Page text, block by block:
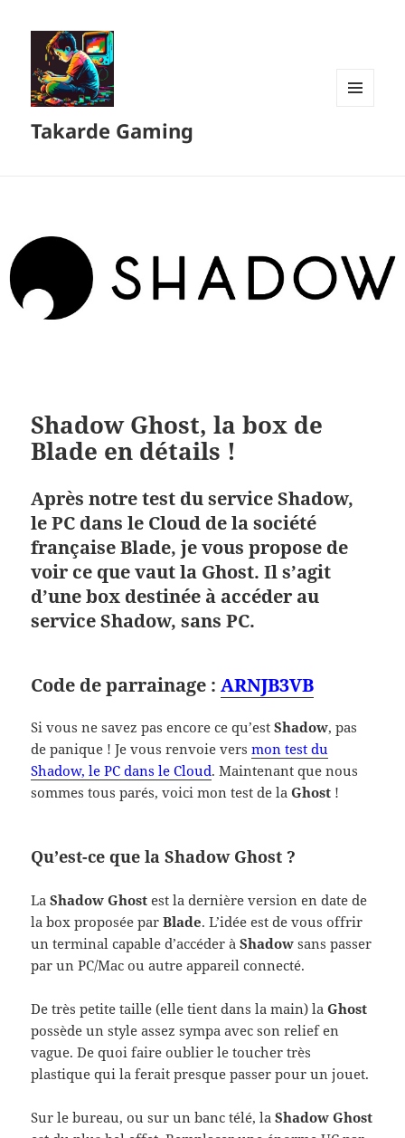
Takarde Gaming
Shadow Ghost, la box de
Blade en détails !
Après notre test du service Shadow,
le PC dans le Cloud de la société
française Blade, je vous propose de
voir ce que vaut la Ghost. Il s’agit
d’une box destinée à accéder au
service Shadow, sans PC.
Code de parrainage :ARNJB3VB
Si vous ne savez pas encore ce qu’estShadow, pas
de panique ! Je vous renvoie versmon test du
Shadow, le PC dans le Cloud. Maintenant que nous
sommes tous parés, voici mon test de laGhost !
Qu’est-ce que la Shadow Ghost ?
LaShadow Ghost est la dernière version en date de
la box proposée parBlade. L’idée est de vous offrir
un terminal capable d’accéder àShadow sans passer
par un PC/Mac ou autre appareil connecté.
De très petite taille (elle tient dans la main) laGhost
possède un style assez sympa avec son relief en
vague. De quoi faire oublier le toucher très
plastique qui la ferait presque passer pour un jouet.
Sur le bureau, ou sur un banc télé, laShadow Ghost